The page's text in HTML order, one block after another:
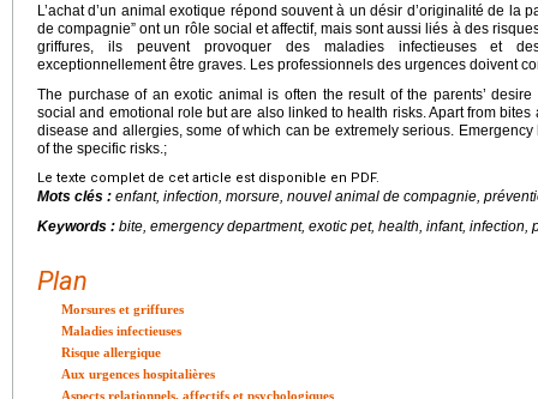
L’achat d’un animal exotique répond souvent à un désir d’originalité de la
de compagnie” ont un rôle social et affectif, mais sont aussi liés à des
griffures, ils peuvent provoquer des maladies infectieuses et
exceptionnellement être graves. Les professionnels des urgences doivent
The purchase of an exotic animal is often the result of the parents’
social and emotional role but are also linked to health risks. Apart from
disease and allergies, some of which can be extremely serious.
of the specific risks.;
Le texte complet de cet article est disponible en PDF.
Mots clés : enfant, infection, morsure, nouvel animal de compagnie,
Keywords : bite, emergency department, exotic pet, health, infant, infection,
Plan
Morsures et griffures
Maladies infectieuses
Risque allergique
Aux urgences hospitalières
Aspects relationnels, affectifs et psychologiques